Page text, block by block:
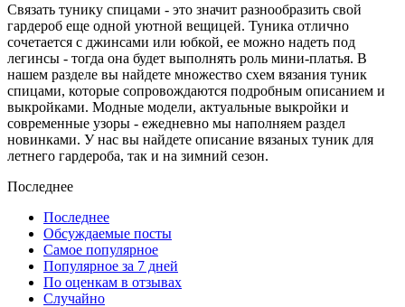
Связать тунику спицами - это значит разнообразить свой
гардероб еще одной уютной вещицей. Туника отлично
сочетается с джинсами или юбкой, ее можно надеть под
легинсы - тогда она будет выполнять роль мини-платья. В
нашем разделе вы найдете множество схем вязания туник
спицами, которые сопровождаются подробным описанием и
выкройками. Модные модели, актуальные выкройки и
современные узоры - ежедневно мы наполняем раздел
новинками. У нас вы найдете описание вязаных туник для
летнего гардероба, так и на зимний сезон.
Последнее
Последнее
Обсуждаемые посты
Самое популярное
Популярное за 7 дней
По оценкам в отзывах
Случайно